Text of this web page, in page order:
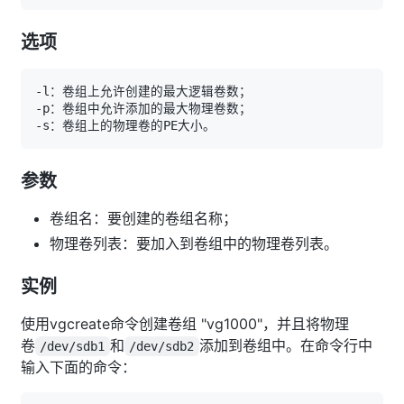
选项
参数
卷组名：要创建的卷组名称；
物理卷列表：要加入到卷组中的物理卷列表。
实例
使用vgcreate命令创建卷组 "vg1000"，并且将物理
卷 /dev/sdb1 和 /dev/sdb2 添加到卷组中。在命令行中
输入下面的命令：